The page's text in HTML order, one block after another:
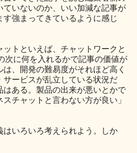
いないのか、いい加減な記事が
強まってきているように感じ
トといえば、チャットワークと
次に何を入れるかで記事の価値が
、開発の難易度がそれほど高く
ービスが乱立している状況だ
ある。製品の出来が悪いとかで
チャットと言わない方が良い」
はいろいろ考えられよう。しか